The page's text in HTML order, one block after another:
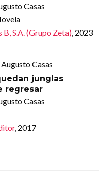
Casas
B, S.A. (Grupo Zeta), 2023
junglas
regresar
Casas
, 2017